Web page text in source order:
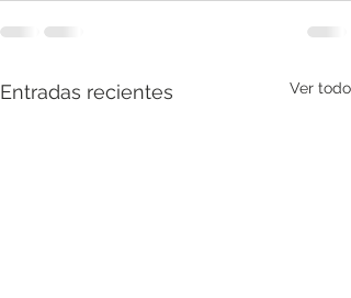
Entradas recientes Ver todo